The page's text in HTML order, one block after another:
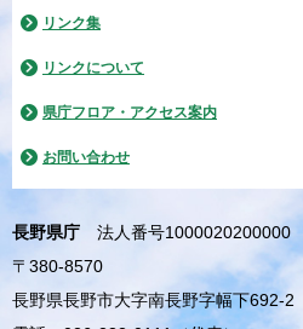
リンク集
リンクについて
県庁フロア・アクセス案内
お問い合わせ
長野県庁
法人番号1000020200000
〒380-8570
長野県長野市大字南長野字幅下692-2